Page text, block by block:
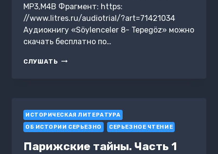
MP3,M4B Фрагмент: https:
//www.litres.ru/audiotrial/?art=71421034
Аудиокнигу «Söylenceler 8- Tepegöz» можно
скачать бесплатно по…
СЛУШАТЬ SÖYLENCELER
ИСТОРИЧЕСКАЯ ЛИТЕРАТУРА
ОБ ИСТОРИИ СЕРЬЕЗНО
СЕРЬЕЗНОЕ ЧТЕНИЕ
Парижские тайны. Часть 1